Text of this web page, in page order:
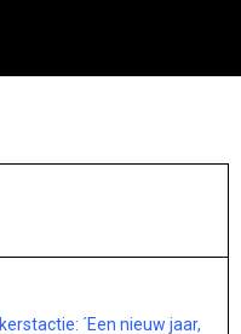
´Een nieuw jaar,